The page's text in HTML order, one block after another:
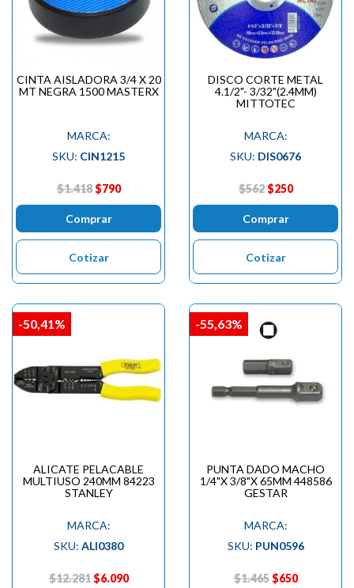
CINTA AISLADORA 3/4 X 20
MT NEGRA 1500 MASTERX
MARCA:
SKU: CIN1215
$1.418 $790
Comprar
Cotizar
DISCO CORTE METAL
4.1/2"- 3/32"(2.4MM)
MITTOTEC
MARCA:
SKU: DIS0676
$562 $250
Comprar
Cotizar
ALICATE PELACABLE
MULTIUSO 240MM 84223
STANLEY
MARCA:
SKU: ALI0380
$12.281 $6.090
-50,41%
PUNTA DADO MACHO
1/4"X 3/8"X 65MM 448586
GESTAR
MARCA:
SKU: PUN0596
$1.465 $650
-55,63%